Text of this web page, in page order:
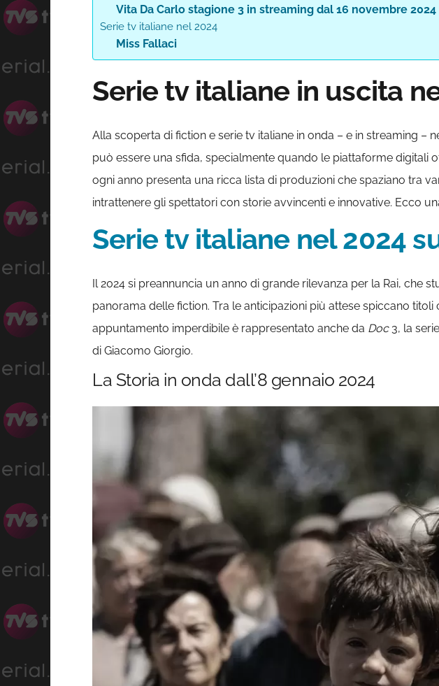
Vita Da Carlo stagione 3 in streaming dal 16 novembre 2024
Serie tv italiane nel 2024
Miss Fallaci
Serie tv italiane in uscita
Alla scoperta di fiction e serie tv italiane in onda – e in streaming –
può essere una sfida, specialmente quando le piattaforme digitali
ogni anno presenta una ricca lista di produzioni che spaziano tra
intrattenere gli spettatori con storie avvincenti e innovative. Ecco
Serie tv italiane nel 2024
Il 2024 si preannuncia un anno di grande rilevanza per la Rai,
panorama delle fiction. Tra le anticipazioni più attese spiccano titoli
appuntamento imperdibile è rappresentato anche da Doc3, la
di Giacomo Giorgio.
La Storia in onda dall’8 gennaio 2024